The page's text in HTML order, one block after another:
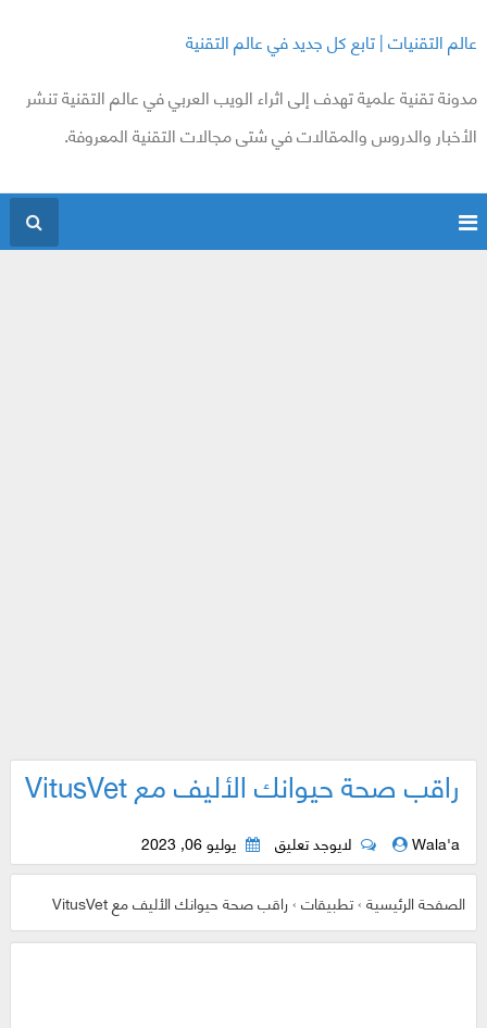
عالم التقنيات | تابع كل جديد في عالم التقنية
مدونة تقنية علمية تهدف إلى اثراء الويب العربي في عالم التقنية تنشر
الأخبار والدروس والمقالات في شتى مجالات التقنية المعروفة.
راقب صحة حيوانك الأليف مع VitusVet
Wala'a لايوجد تعليق يوليو 06, 2023
الصفحة الرئيسية›تطبيقات›راقب صحة حيوانك الأليف مع VitusVet